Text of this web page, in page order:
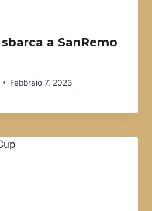
a SanRemo
Febbraio 7, 2023